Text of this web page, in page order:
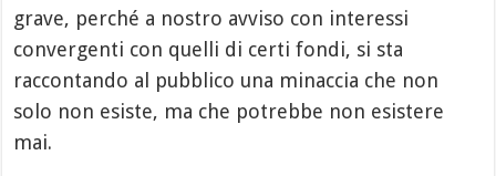
grave, perché a nostro avviso con interessi
convergenti con quelli di certi fondi, si sta
raccontando al pubblico una minaccia che non
solo non esiste, ma che potrebbe non esistere
mai.